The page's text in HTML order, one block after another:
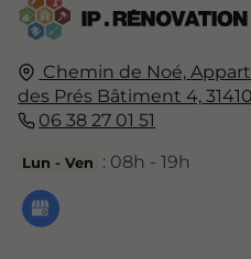
Chemin de Noé,
des Prés Bâtiment 4, 31410
06 38 27 01 51
Lun - Ven : 08h - 19h